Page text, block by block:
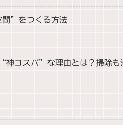
間”をつくる方法
スパ”な理由とは？掃除も